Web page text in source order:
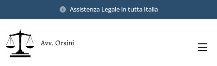
Assistenza Legale in tutta Italia
Avv. Orsini